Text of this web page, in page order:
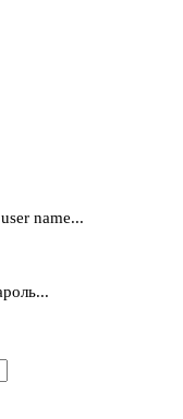
name...